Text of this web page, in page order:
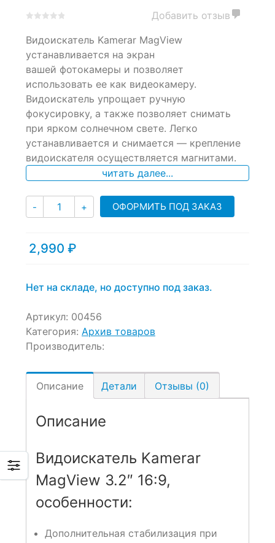
out
based
on
customer
ratings
Добавить отзыв
Видоискатель Kamerar MagView
устанавливается на экран
вашей фотокамеры и позволяет
использовать ее как видеокамеру.
Видоискатель упрощает ручную
фокусировку, а также позволяет снимать
при ярком солнечном свете. Легко
устанавливается и снимается — крепление
видоискателя осуществляется магнитами.
читать далее...
- Количество
+ ОФОРМИТЬ ПОД ЗАКАЗ
2,990 ₽
Нет на складе, но доступно под заказ.
Артикул: 00456
Категория: Архив товаров
Производитель:
Описание Детали Отзывы (0)
Описание
Видоискатель Kamerar
MagView 3.2″ 16:9,
особенности:
Дополнительная стабилизация при